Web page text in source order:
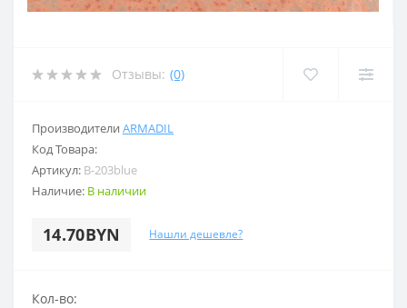
Отзывы: (0)
Производители ARMADIL
Код Товара:
Артикул: B-203blue
Наличие: В наличии
14.70BYN Нашли дешевле?
Кол-во: